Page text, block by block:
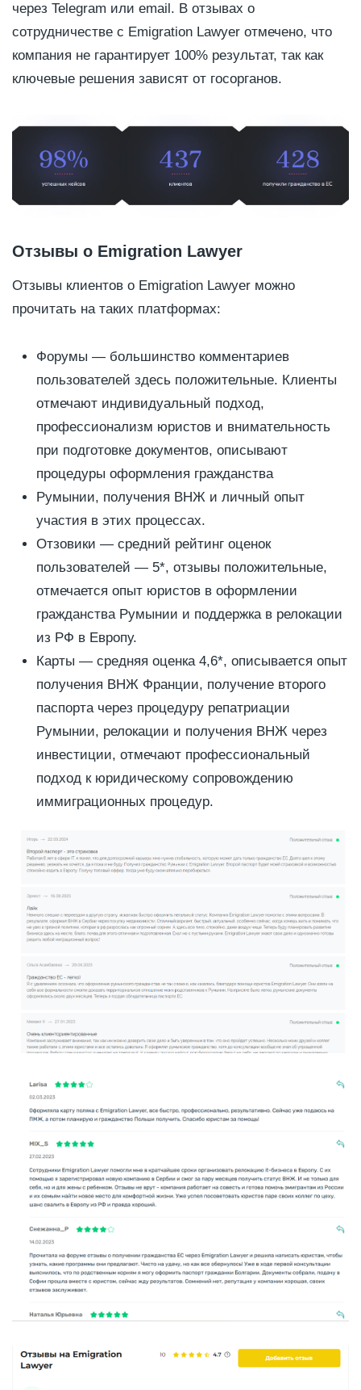
через Telegram или email. В отзывах о
сотрудничестве с Emigration Lawyer отмечено, что
компания не гарантирует 100% результат, так как
ключевые решения зависят от госорганов.
Отзывы о Emigration Lawyer
Отзывы клиентов о Emigration Lawyer можно
прочитать на таких платформах:
Форумы — большинство комментариев
пользователей здесь положительные. Клиенты
отмечают индивидуальный подход,
профессионализм юристов и внимательность
при подготовке документов, описывают
процедуры оформления гражданства
Румынии, получения ВНЖ и личный опыт
участия в этих процессах.
Отзовики — средний рейтинг оценок
пользователей — 5*, отзывы положительные,
отмечается опыт юристов в оформлении
гражданства Румынии и поддержка в релокации
из РФ в Европу.
Карты — средняя оценка 4,6*, описывается опыт
получения ВНЖ Франции, получение второго
паспорта через процедуру репатриации
Румынии, релокации и получения ВНЖ через
инвестиции, отмечают профессиональный
подход к юридическому сопровождению
иммиграционных процедур.